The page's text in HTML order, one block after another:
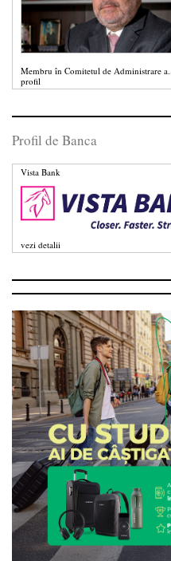
Membru în Comitetul de Administrare
profil
Profil de Banca
Vista Bank
vezi detalii